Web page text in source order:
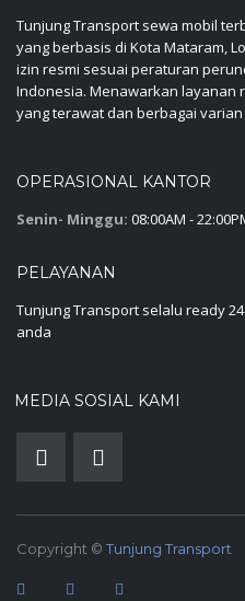
Tunjung Transport sewa mobil
yang berbasis di Kota Mataram,
izin resmi sesuai peraturan
Indonesia. Menawarkan layanan
yang terawat dan berbagai
OPERASIONAL KANTOR
Senin- Minggu: 08:00AM -
PELAYANAN
Tunjung Transport selalu ready
anda
MEDIA SOSIAL KAMI
Copyright ©Tunjung Transport